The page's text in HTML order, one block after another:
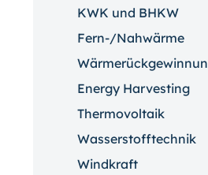
KWK und BHKW
Fern-/Nahwärme
Energy Harvesting
Thermovoltaik
Wasserstofftechnik
Windkraft